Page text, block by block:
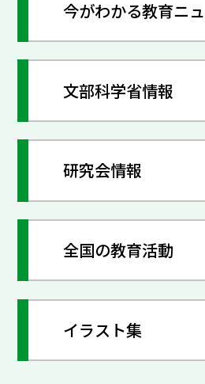
今がわかる教育ニ
文部科学省情報
研究会情報
全国の教育活動
イラスト集